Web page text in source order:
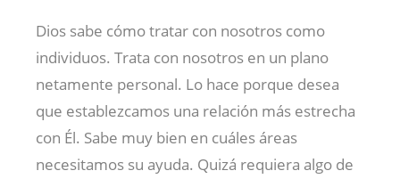
Dios sabe cómo tratar con nosotros como
individuos. Trata con nosotros en un plano
netamente personal. Lo hace porque desea
que establezcamos una relación más estrecha
con Él. Sabe muy bien en cuáles áreas
necesitamos su ayuda. Quizá requiera algo de